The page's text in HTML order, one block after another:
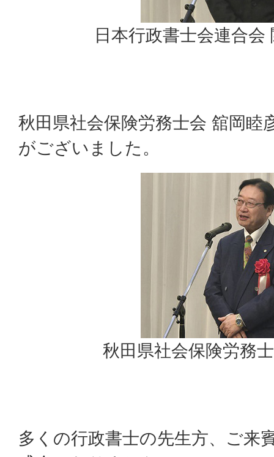
日本行政書士会連合会
秋田県社会保険労務士会 舘岡睦
がございました。
秋田県社会保険労務
多くの行政書士の先生方、ご来